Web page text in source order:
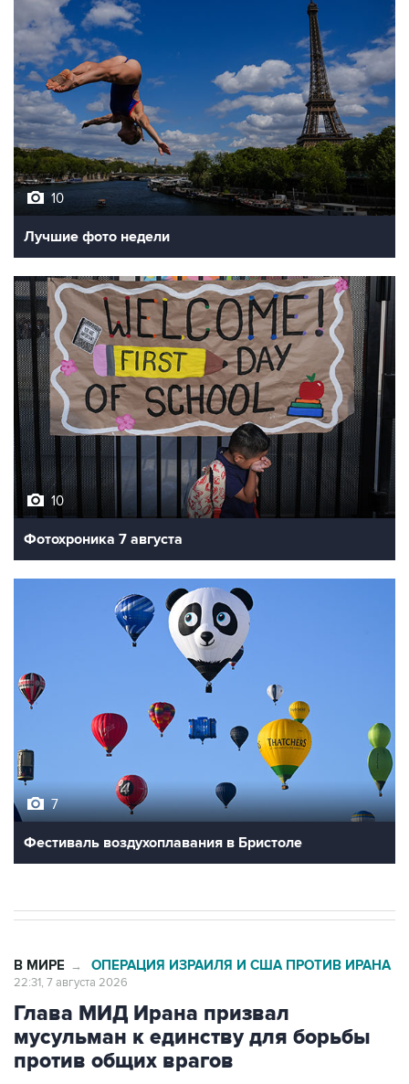
10
Лучшие фото недели
10
Фотохроника 7 августа
Фестиваль воздухоплавания в Бристоле
Глава МИД Ирана призвал
мусульман к единству для борьбы
против общих врагов
Москва. 7 августа. INTERFAX.RU - Исламским